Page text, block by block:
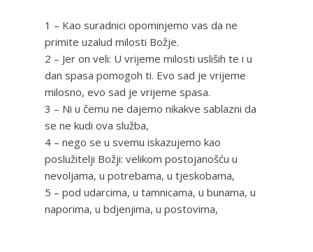
1 – Kao suradnici opominjemo vas da ne
primite uzalud milosti Božje.
2 – Jer on veli: U vrijeme milosti usliših te i u
dan spasa pomogoh ti. Evo sad je vrijeme
milosno, evo sad je vrijeme spasa.
3 – Ni u čemu ne dajemo nikakve sablazni da
se ne kudi ova služba,
4 – nego se u svemu iskazujemo kao
poslužitelji Božji: velikom postojanošću u
nevoljama, u potrebama, u tjeskobama,
5 – pod udarcima, u tamnicama, u bunama, u
naporima, u bdjenjima, u postovima,